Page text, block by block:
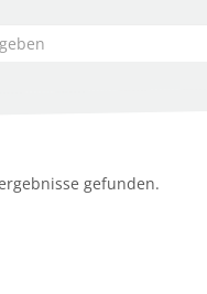
gefunden.